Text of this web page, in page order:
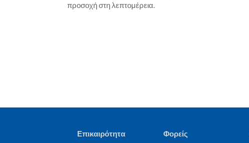
προσοχή στη λεπτομέρεια.
Επικαιρότητα Φορείς